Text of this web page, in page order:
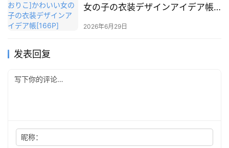
女の子の衣装デザインアイデア帳
2026年6月29日
发表回复
昵称：